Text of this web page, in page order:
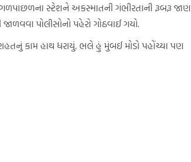
સ્ટેશને અકસ્માતની ગંભીરતાની રૂબરૂ જાણ
પોલીસોનો પહેરો ગોઠવાઈ ગયો.
કામ હાથ ધરાયું. ભલે હું મુંબઈ મોડો પહોંચ્યા પણ